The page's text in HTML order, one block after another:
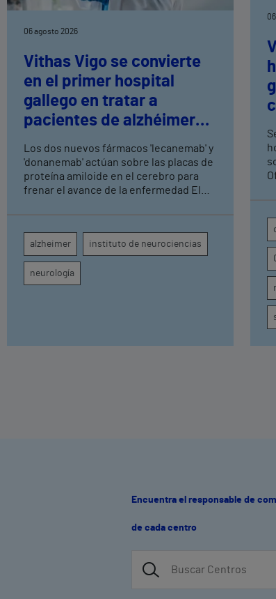
06 agosto 2026
Vithas Vigo se convierte
en el primer hospital
gallego en tratar a
pacientes de alzhéimer
en fase leve con terapias
antiamiloide
Los dos nuevos fármacos 'lecanemab' y
'donanemab' actúan sobre las placas de
proteína amiloide en el cerebro para
frenar el avance de la enfermedad El
para el exhaustivo seguimiento clínico
de cada paciente
alzheimer instituto de neurociencias
neurología
Encuentra el responsable de
de cada centro